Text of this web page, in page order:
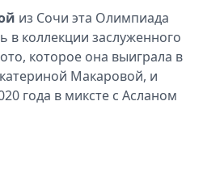
из Сочи эта Олимпиада
в коллекции заслуженного
которое она выиграла в
Макаровой, и
года в миксте с Асланом